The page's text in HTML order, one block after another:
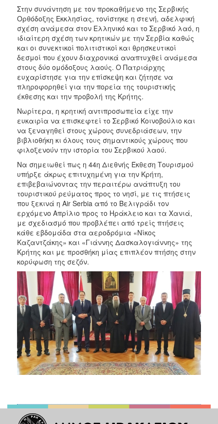
Στην συνάντηση με τον προκαθήμενο της Σερβικής
Ορθόδοξης Εκκλησίας, τονίστηκε η στενή, αδελφική
σχέση ανάμεσα στον Ελληνικό και το Σερβικό λαό, η
ιδιαίτερη σχέση των κρητικών με την Σερβία καθώς
και οι συνεκτικοί πολιτιστικοί και θρησκευτικοί
δεσμοί που έχουν διαχρονικά αναπτυχθεί ανάμεσα
στους δύο ομόδοξους λαούς. Ο Πατριάρχης
ευχαρίστησε για την επίσκεψη και ζήτησε να
πληροφορηθεί για την πορεία της τουριστικής
έκθεσης και την προβολή της Κρήτης.
Νωρίτερα, η κρητική αντιπροσωπεία είχε την
ευκαιρία να επισκεφτεί το Σερβικό Κοινοβούλιο και
να ξεναγηθεί στους χώρους συνεδριάσεων, την
βιβλιοθήκη κι όλους τους σημαντικούς χώρους που
φιλοξενούν την ιστορία του Σερβικού λαού.
Να σημειωθεί πως η 44η Διεθνής Έκθεση Τουρισμού
υπήρξε άκρως επιτυχημένη για την Κρήτη,
επιβεβαιώνοντας την περαιτέρω ανάπτυξη του
τουριστικού ρεύματος προς το νησί, με τις πτήσεις
που ξεκινά η Air Serbia από το Βελιγράδι τον
ερχόμενο Απρίλιο προς το Ηράκλειο και τα Χανιά,
με σχεδιασμό που προβλέπει από τρείς πτήσεις
κάθε εβδομάδα στα αεροδρόμια «Νίκος
Καζαντζάκης» και «Γιάννης Δασκαλογιάννης» της
Κρήτης και με προσθήκη μίας επιπλέον πτήσης στην
κορύφωση της σεζόν.